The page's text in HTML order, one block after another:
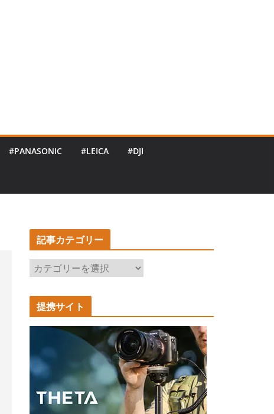
#PANASONIC #LEICA #DJI
記事カテゴリー
記
事
カ
テ
ゴ
ー
提携サイト